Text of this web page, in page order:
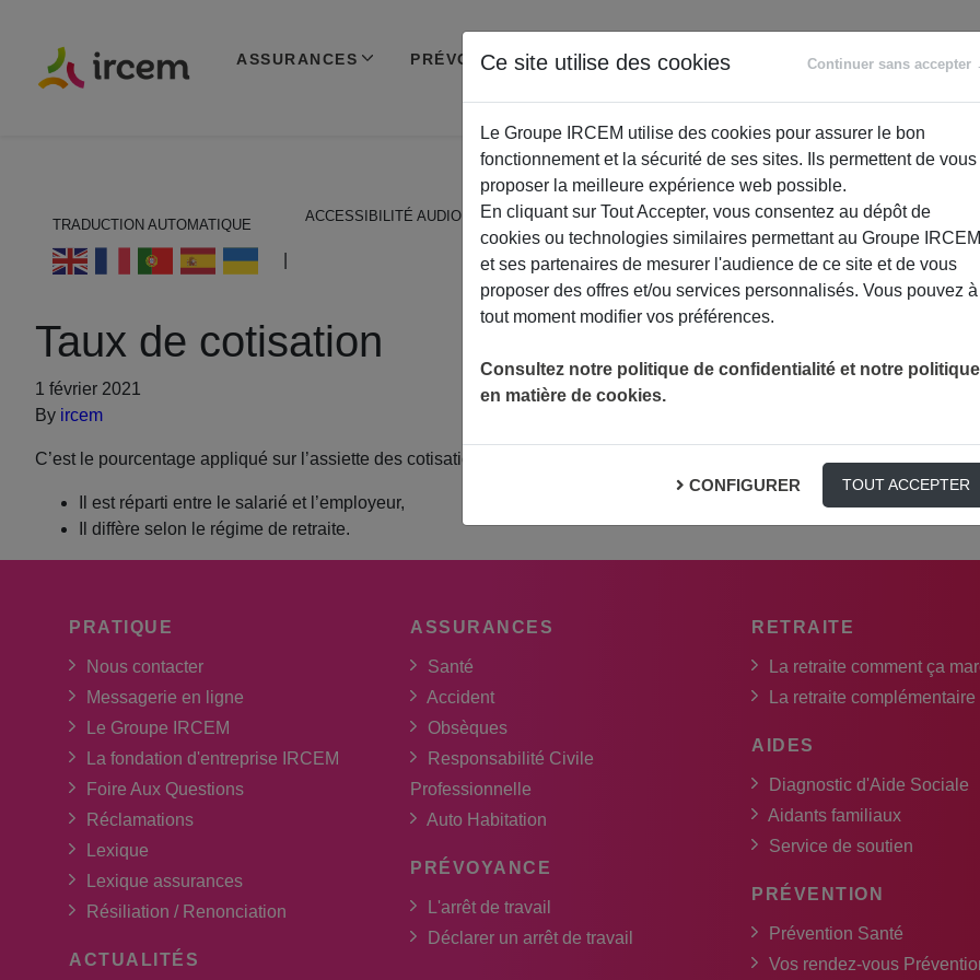
ASSURANCES PRÉVOYANCE RETRAITE
ACCOMPAGNEMENT
TRADUCTION AUTOMATIQUE
ACCESSIBILITÉ AUDIO
Taux de cotisation
1 février 2021
By ircem
C’est le pourcentage appliqué sur l’assiette des cotisations :
Il est réparti entre le salarié et l’employeur,
Il diffère selon le régime de retraite.
PRATIQUE
Nous contacter
Messagerie en ligne
Le Groupe IRCEM
La fondation d'entreprise IRCEM
Foire Aux Questions
Réclamations
Lexique
Lexique assurances
Résiliation / Renonciation
ACTUALITÉS
ASSURANCES
Santé
Accident
Obsèques
Responsabilité Civile
Professionnelle
Auto Habitation
PRÉVOYANCE
L'arrêt de travail
Déclarer un arrêt de travail
RETRAITE
La retraite comment ça
La retraite complémentaire
AIDES
Diagnostic d'Aide Sociale
Aidants familiaux
Service de soutien
PRÉVENTION
Prévention Santé
Vos rendez-vous
Ce site utilise des cookies Continuer sans accepter
Le Groupe IRCEM utilise des cookies pour assurer le bon
fonctionnement et la sécurité de ses sites. Ils permettent de vous
proposer la meilleure expérience web possible.
En cliquant sur Tout Accepter, vous consentez au dépôt de
cookies ou technologies similaires permettant au Groupe IRCEM
et ses partenaires de mesurer l'audience de ce site et de vous
proposer des offres et/ou services personnalisés. Vous pouvez à
tout moment modifier vos préférences.
Consultez notre politique de confidentialité et notre politique
en matière de cookies.
CONFIGURER TOUT ACCEPTER